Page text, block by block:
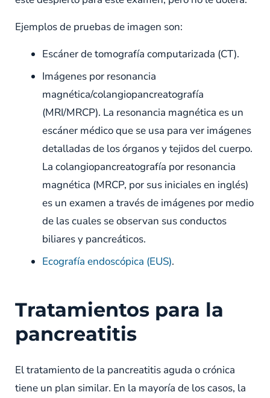
Ejemplos de pruebas de imagen son:
Escáner de tomografía computarizada (CT).
Imágenes por resonancia
magnética/colangiopancreatografía
(MRI/MRCP). La resonancia magnética es un
escáner médico que se usa para ver imágenes
detalladas de los órganos y tejidos del cuerpo.
La colangiopancreatografía por resonancia
magnética (MRCP, por sus iniciales en inglés)
es un examen a través de imágenes por medio
de las cuales se observan sus conductos
biliares y pancreáticos.
Ecografía endoscópica (EUS).
Tratamientos para la
pancreatitis
El tratamiento de la pancreatitis aguda o crónica
tiene un plan similar. En la mayoría de los casos, la